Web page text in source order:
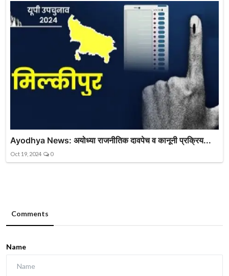
Ayodhya News: अयोध्या राजनीतिक दावपेच व कानूनी प्रक्रिय...
Oct 19, 2024 0
Comments
Name